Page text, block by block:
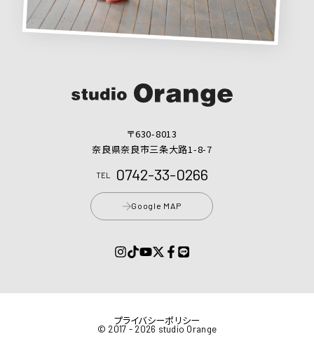
〒630-8013
奈良県奈良市三条大路1-8-7
TEL 0742-33-0266
Google MAP
© 2017 - 2026 studio Orange
プライバシーポリシー